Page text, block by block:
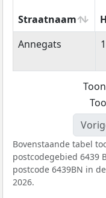
Straatnaam
Straatnaam
Annegats 1
Bovenstaande tabel
postcodegebied 6439
postcode 6439BN in de
2026.